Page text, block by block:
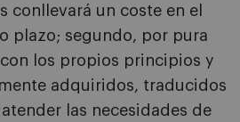
conllevará un coste en el
plazo; segundo, por pura
los propios principios y
adquiridos, traducidos
las necesidades de